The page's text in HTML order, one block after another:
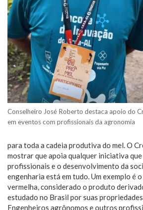
Conselheiro José Roberto destaca apoio do
em eventos com profissionais da agronomia
para toda a cadeia produtiva do mel. O
mostrar que apoia qualquer iniciativa
profissionais e o desenvolvimento da
engenharia está em tudo. Um exemplo é
vermelha, considerado o produto
estudado no Brasil por suas
Engenheiros agrônomos e outros